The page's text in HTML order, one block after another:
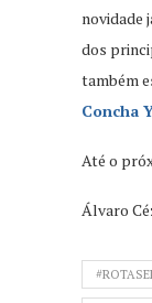
novidade
dos
também
Concha
Até o
Álvaro